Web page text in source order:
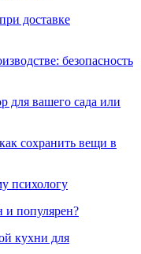
доставке
безопасность
для вашего сада или
сохранить вещи в
психологу
и популярен?
кухни для